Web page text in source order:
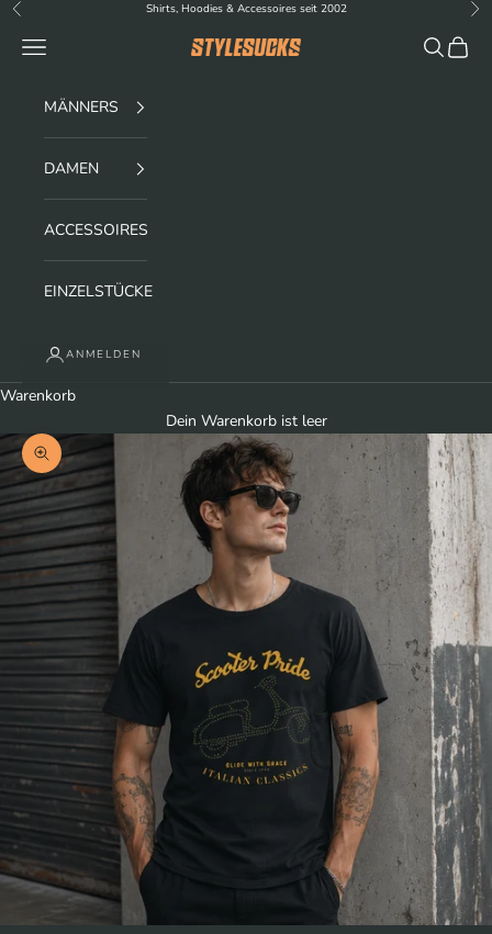
Zum Inhalt springen
Zurück Shirts, Hoodies & Accessoires seit 2002 Vor
stylesucks
Menü Suchen
MÄNNERS
DAMEN
ACCESSOIRES
EINZELSTÜCKE
ANMELDEN
Warenkorb
Dein Warenkorb ist leer
Bild vergrößern